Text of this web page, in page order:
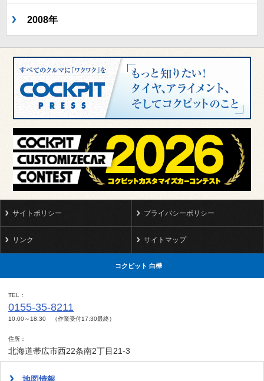
2008年
サイトポリシー プライバシーポリシー
リンク サイトマップ
コクピット 白樺
TEL
0155-35-8211
10:00～18:30 （作業受付17:30最終）
住所
北海道帯広市西22条南2丁目21-3
地図情報